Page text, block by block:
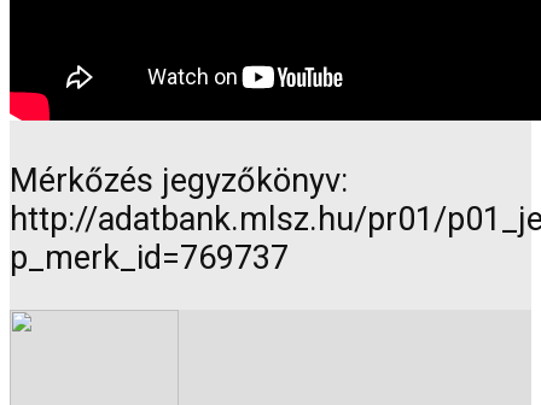
Mérkőzés jegyzőkönyv:
http://adatbank.mlsz.hu/pr01/
p_merk_id=769737